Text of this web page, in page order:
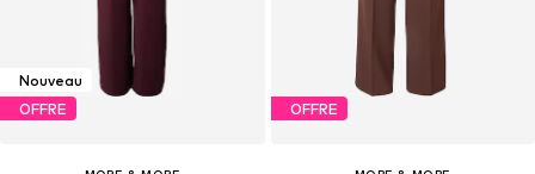
Nouveau
OFFRE
OFFRE